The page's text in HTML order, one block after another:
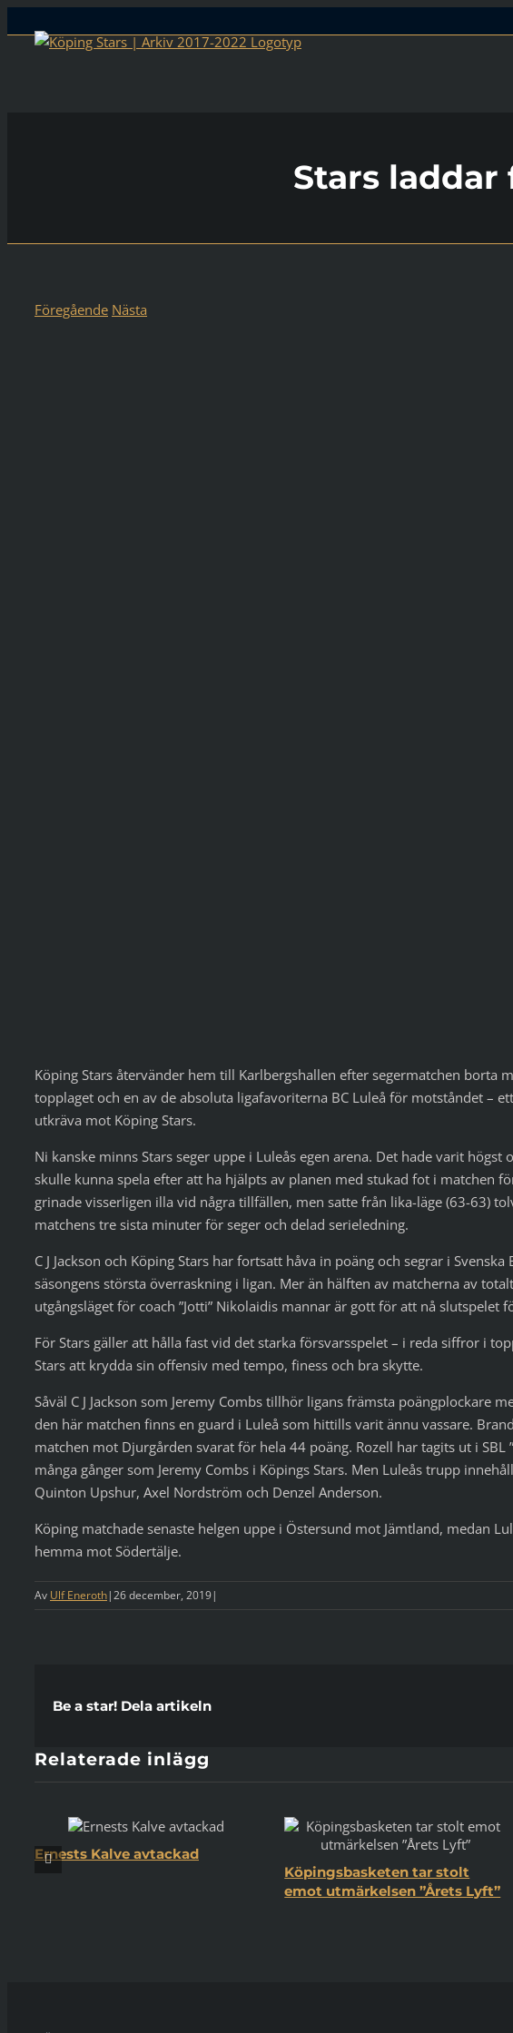
to
Stars
Föregående Nästa
Köping Stars återvänder hem till Karlbergshallen efter segermatchen borta
topplaget och en av de absoluta ligafavoriterna BC Luleå för motståndet –
utkräva mot Köping Stars.
Ni kanske minns Stars seger uppe i Luleås egen arena. Det hade varit högst
skulle kunna spela efter att ha hjälpts av planen med stukad fot i matchen
grinade visserligen illa vid några tillfällen, men satte från lika-läge (63-63)
matchens tre sista minuter för seger och delad serieledning.
C J Jackson och Köping Stars har fortsatt håva in poäng och segrar i
säsongens största överraskning i ligan. Mer än hälften av matcherna av
utgångsläget för coach ”Jotti” Nikolaidis mannar är gott för att nå slutspelet
För Stars gäller att hålla fast vid det starka försvarsspelet – i reda siffror i
Stars att krydda sin offensiv med tempo, finess och bra skytte.
Såväl C J Jackson som Jeremy Combs tillhör ligans främsta poängplockare
den här matchen finns en guard i Luleå som hittills varit ännu vassare.
matchen mot Djurgården svarat för hela 44 poäng. Rozell har tagits ut i SBL
många gånger som Jeremy Combs i Köpings Stars. Men Luleås trupp
Quinton Upshur, Axel Nordström och Denzel Anderson.
Köping matchade senaste helgen uppe i Östersund mot Jämtland, medan
hemma mot Södertälje.
Av Ulf Eneroth|26 december, 2019|
Be a star! Dela artikeln
Relaterade inlägg
Ernests Kalve avtackad
Köpingsbasketen tar stolt
emot utmärkelsen ”Årets Lyft”